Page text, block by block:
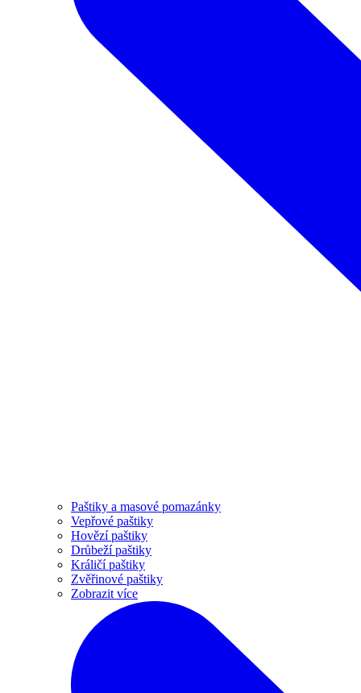
Paštiky a masové pomazánky
Vepřové paštiky
Hovězí paštiky
Drůbeží paštiky
Králičí paštiky
Zvěřinové paštiky
Zobrazit více